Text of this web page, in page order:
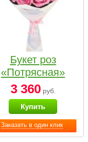
Заказать в один клик
Букет роз
«Потрясная»
3 360руб.
Купить